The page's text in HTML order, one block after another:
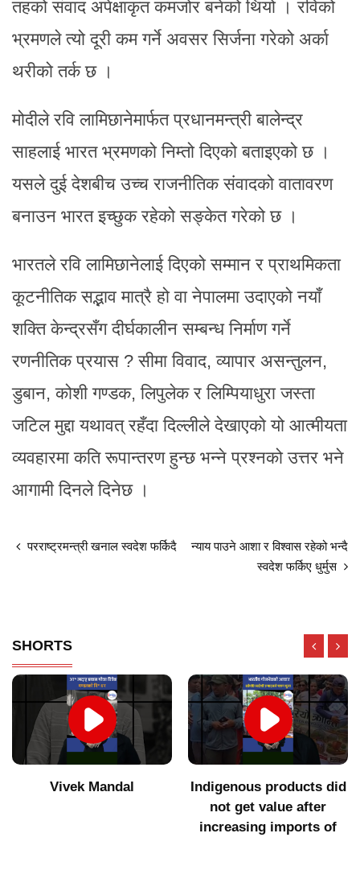
तहको संवाद अपेक्षाकृत कमजोर बनेको थियो । रविको
भ्रमणले त्यो दूरी कम गर्ने अवसर सिर्जना गरेको अर्का
थरीको तर्क छ ।
मोदीले रवि लामिछानेमार्फत प्रधानमन्त्री बालेन्द्र
साहलाई भारत भ्रमणको निम्तो दिएको बताइएको छ ।
यसले दुई देशबीच उच्च राजनीतिक संवादको वातावरण
बनाउन भारत इच्छुक रहेको सङ्केत गरेको छ ।
भारतले रवि लामिछानेलाई दिएको सम्मान र प्राथमिकता
कूटनीतिक सद्भाव मात्रै हो वा नेपालमा उदाएको नयाँ
शक्ति केन्द्रसँग दीर्घकालीन सम्बन्ध निर्माण गर्ने
रणनीतिक प्रयास ? सीमा विवाद, व्यापार असन्तुलन,
डुबान, कोशी गण्डक, लिपुलेक र लिम्पियाधुरा जस्ता
जटिल मुद्दा यथावत् रहँदा दिल्लीले देखाएको यो आत्मीयता
व्यवहारमा कति रूपान्तरण हुन्छ भन्ने प्रश्नको उत्तर भने
आगामी दिनले दिनेछ ।
परराष्ट्रमन्त्री खनाल स्वदेश फर्किदै
न्याय पाउने आशा र विश्वास रहेको भन्दै
स्वदेश फर्किए धुर्मुस
SHORTS
Vivek Mandal
Indigenous products did
not get value after
increasing imports of